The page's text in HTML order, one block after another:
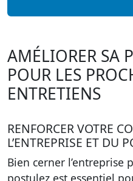
AMÉLIORER SA
POUR LES
ENTRETIENS
RENFORCER VOTRE
L’ENTREPRISE ET DU
Bien cerner l’entreprise
postulez est essentiel